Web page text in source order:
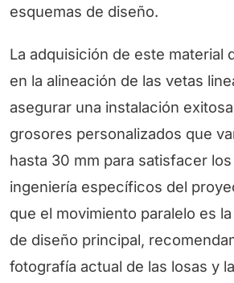
esquemas de diseño.
La adquisición de este material
en la alineación de las vetas
asegurar una instalación
grosores personalizados que
hasta 30 mm para satisfacer
ingeniería específicos del
que el movimiento paralelo es
de diseño principal,
fotografía actual de las losas y